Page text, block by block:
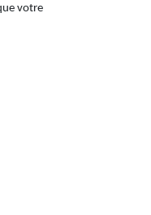
votre